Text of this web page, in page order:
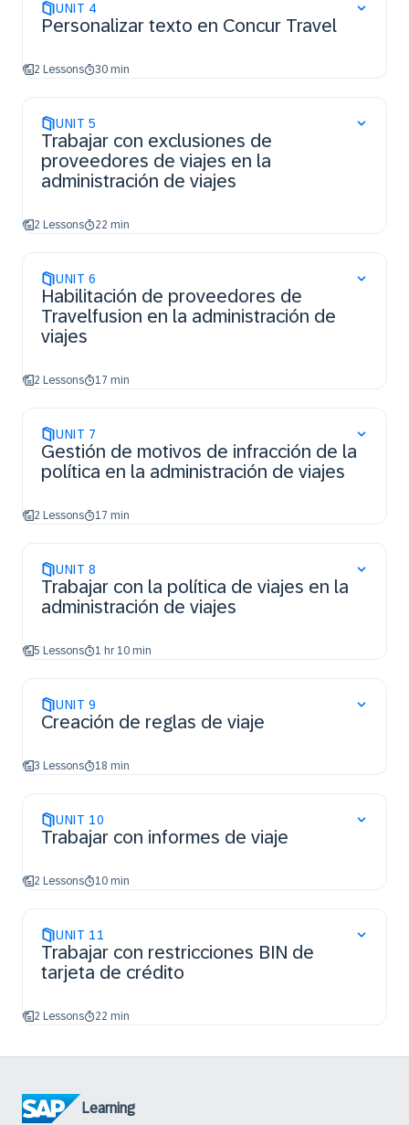
UNIT 4
Personalizar texto en Concur Travel
2 Lessons 30 min
UNIT 5
Trabajar con exclusiones de
proveedores de viajes en la
administración de viajes
2 Lessons 22 min
UNIT 6
Habilitación de proveedores de
Travelfusion en la administración de
viajes
2 Lessons 17 min
UNIT 7
Gestión de motivos de infracción de la
política en la administración de viajes
2 Lessons 17 min
UNIT 8
Trabajar con la política de viajes en la
administración de viajes
5 Lessons 1 hr 10 min
UNIT 9
Creación de reglas de viaje
3 Lessons 18 min
UNIT 10
Trabajar con informes de viaje
2 Lessons 10 min
UNIT 11
Trabajar con restricciones BIN de
tarjeta de crédito
2 Lessons 22 min
Learning